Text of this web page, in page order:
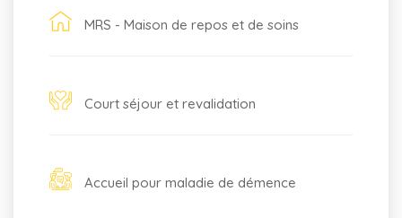
MRS - Maison de repos et de soins
Court séjour et revalidation
Accueil pour maladie de démence